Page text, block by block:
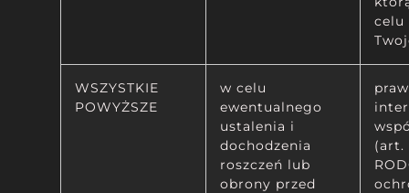
celu
WSZYSTKIE
POWYŻSZE
w celu
ewentualnego
ustalenia i
dochodzenia
roszczeń lub
obrony przed
(art.